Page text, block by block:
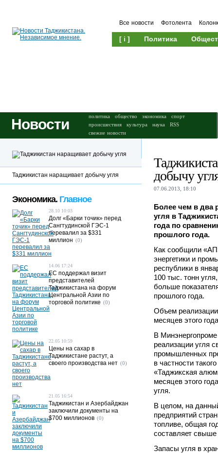
Все новости Фотолента
[ i ] Политика
Новости политика общество экономика
спорт
происшествия
культура наука
RSS
свежие новости
добычу
07.06.2013, 18:10
Более чем в два
угля в
года по
прошлого года.
Как сообщили
энергетики и
республики в
100 тыс. тонн
больше
прошлого года.
Объем реализации
месяцев этого
В
реализации угля
промышленных
в частности
«Таджикская
месяцев этого
угля.
В целом, на
предприятий
топливе, общая
составляет свыше
Запасы угля в
Таджикистан наращивает добычу угля
Экономика. Главное
28.10 10:03
Долг «Барки точик» перед
Сангтудинской ГЭС-1
перевалил за $331
миллион (0)
14.06 17:24
ЕС поддержал визит
представителей
Таджикистана на форум
Центральной Азии по
торговой политике (0)
22.05 10:59
Цены на сахар в
Таджикистане растут, а
своего производства нет (0)
21.05 16:54
Таджикистан и Азербайджан
заключили документы на
$700 миллионов (0)